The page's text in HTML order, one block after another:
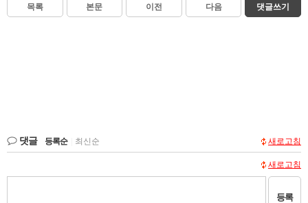
목록 본문 이전 다음 댓글쓰기
댓글 등록순 최신순 새로고침
새로고침
등록